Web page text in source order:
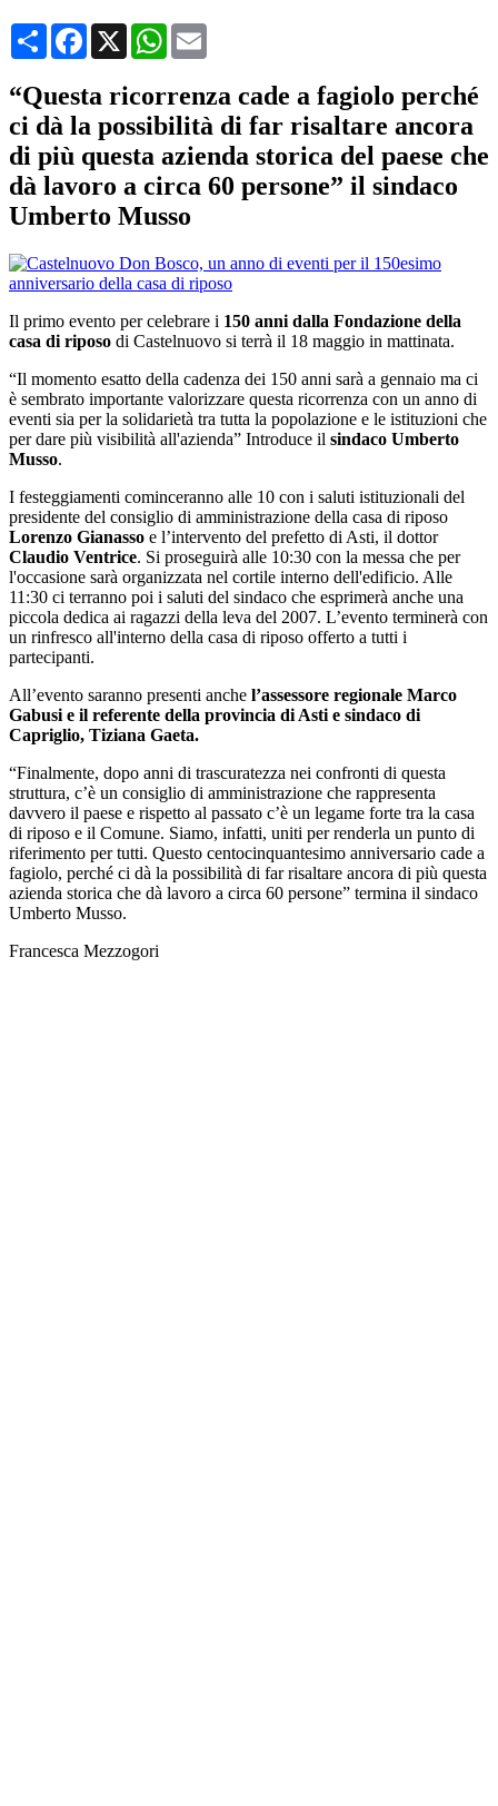
CondividiFacebook
X WhatsApp
“Questa ricorrenza cade a fagiolo perché
ci dà la possibilità di far risaltare ancora
di più questa azienda storica del paese che
dà lavoro a circa 60 persone” il sindaco
Umberto Musso
Il primo evento per celebrare i 150 anni dalla Fondazione della
casa di riposo di Castelnuovo si terrà il 18 maggio in mattinata.
“Il momento esatto della cadenza dei 150 anni sarà a gennaio ma ci
è sembrato importante valorizzare questa ricorrenza con un anno di
eventi sia per la solidarietà tra tutta la popolazione e le istituzioni che
per dare più visibilità all'azienda” Introduce il sindaco Umberto
Musso.
I festeggiamenti cominceranno alle 10 con i saluti istituzionali del
presidente del consiglio di amministrazione della casa di riposo
Lorenzo Gianasso e l’intervento del prefetto di Asti, il dottor
Claudio Ventrice. Si proseguirà alle 10:30 con la messa che per
l'occasione sarà organizzata nel cortile interno dell'edificio. Alle
11:30 ci terranno poi i saluti del sindaco che esprimerà anche una
piccola dedica ai ragazzi della leva del 2007. L’evento terminerà con
un rinfresco all'interno della casa di riposo offerto a tutti i
partecipanti.
All’evento saranno presenti anche l’assessore regionale Marco
Gabusi e il referente della provincia di Asti e sindaco di
Capriglio, Tiziana Gaeta.
“Finalmente, dopo anni di trascuratezza nei confronti di questa
struttura, c’è un consiglio di amministrazione che rappresenta
davvero il paese e rispetto al passato c’è un legame forte tra la casa
di riposo e il Comune. Siamo, infatti, uniti per renderla un punto di
riferimento per tutti. Questo centocinquantesimo anniversario cade a
fagiolo, perché ci dà la possibilità di far risaltare ancora di più questa
azienda storica che dà lavoro a circa 60 persone” termina il sindaco
Umberto Musso.
Francesca Mezzogori